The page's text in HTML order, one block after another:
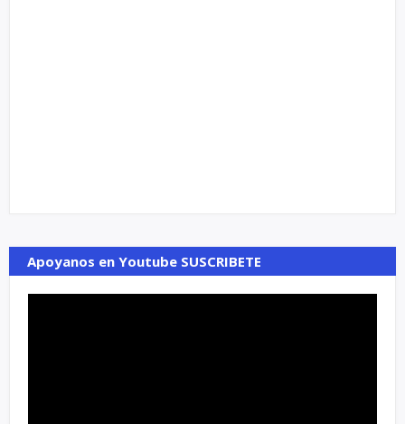
Apoyanos en Youtube SUSCRIBETE